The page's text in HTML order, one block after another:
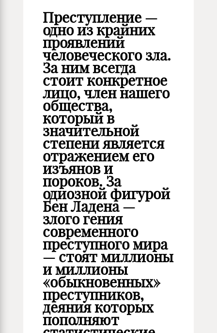
Преступление —
одно из крайних
проявлений
человеческого зла.
За ним всегда
стоит конкретное
лицо, член нашего
общества,
который в
значительной
степени является
отражением его
изъянов и
пороков. За
одиозной фигурой
Бен Ладена —
злого гения
современного
преступного мира
— стоят миллионы
и миллионы
«обыкновенных»
преступников,
деяния которых
пополняют